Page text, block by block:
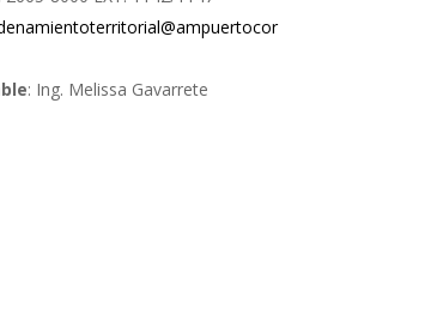
: Ing. Melissa Gavarrete